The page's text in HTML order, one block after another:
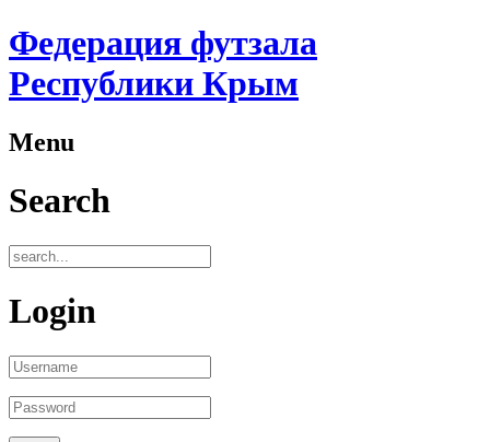
Федерация футзала
Республики Крым
Menu
Search
Login